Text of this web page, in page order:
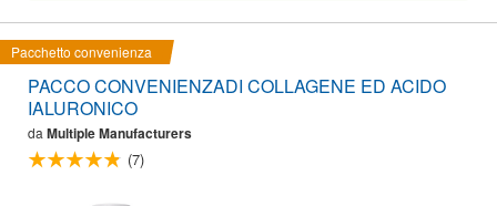
Pacchetto convenienza
PACCO CONVENIENZADI COLLAGENE ED ACIDO
IALURONICO
da Multiple Manufacturers
(7)